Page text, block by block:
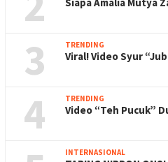
3 TRENDING
Viral! Video Syur
4 TRENDING
Video “Teh Pucuk”
INTERNASIONAL